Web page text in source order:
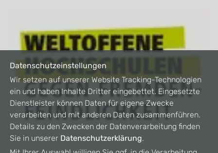
Datenschutzeinstellungen
Wir setzen auf unserer Website Tracking-Technologien
ein und haben Inhalte Dritter eingebettet. Eingesetzte
Dienstleister können Daten für eigene Zwecke
verarbeiten und mit anderen Daten zusammenführen.
Details zu den Zwecken der Datenverarbeitung finden
Sie in unserer Datenschutzerklärung.